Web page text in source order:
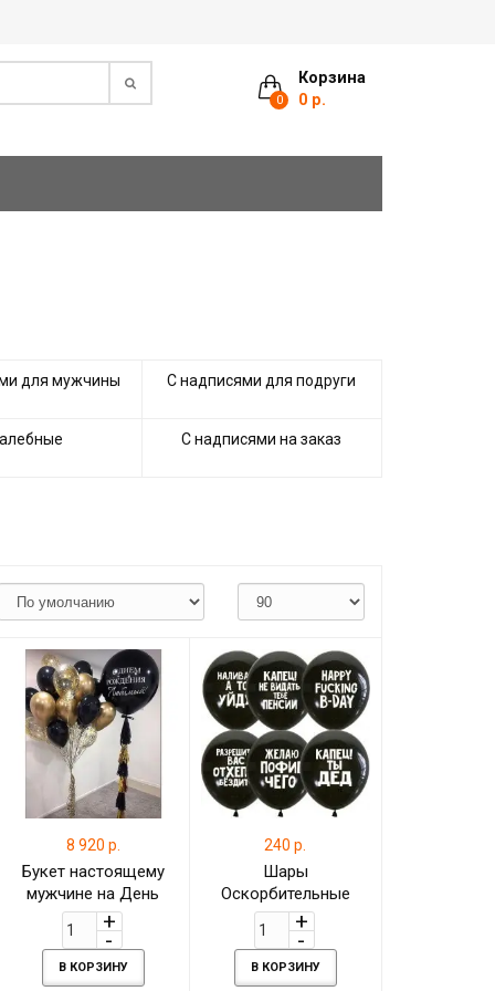
Корзина
0 0 р.
для мужчины С надписями для подруги
С надписями на заказ
8 920 р.
Букет настоящему
мужчине на День
рождения
В КОРЗИНУ
240 р.
Шары
Оскорбительные
мужчине
В КОРЗИНУ